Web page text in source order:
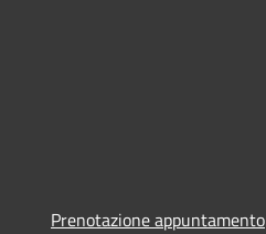
Prenotazione appuntamento